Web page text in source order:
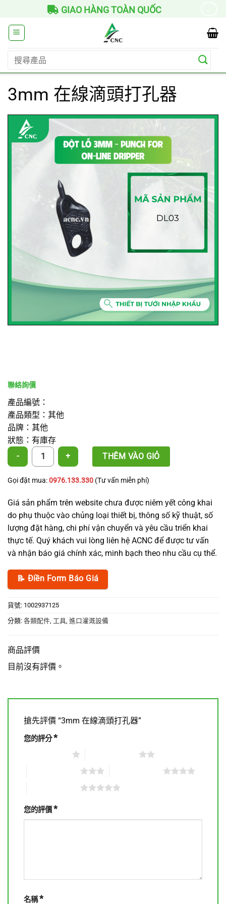
content
GIAO HÀNG TOÀN QUỐC
鍵
字:
3mm 在線滴頭打孔器
產品編號：
產品類型：其他
品牌：其他
狀態：有庫存
3mm 在線滴頭打孔器 數量 THÊM VÀO GIỎ
Gọi đặt mua:0976.133.330 (Tư vấn miễn phí)
Giá sản phẩm trên website chưa được niêm yết công khai
do phụ thuộc vào chủng loại thiết bị, thông số kỹ thuật, số
lượng đặt hàng, chi phí vận chuyển và yêu cầu triển khai
thực tế. Quý khách vui lòng liên hệ ACNC để được tư vấn
và nhận báo giá chính xác, minh bạch theo nhu cầu cụ thể.
📝 Điền Form Báo Giá
貨號: 1002937125
分類: 各類配件 工具 進口灌溉設備
商品評價
目前沒有評價。
搶先評價 “3mm 在線滴頭打孔器”
您的評分*
您的評價*
名稱*